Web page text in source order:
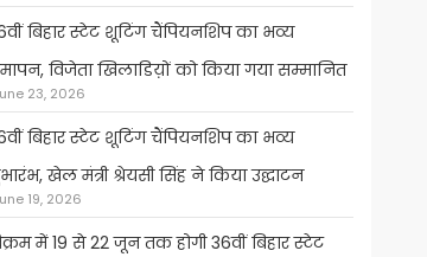
बिहार स्टेट शूटिंग चैंपियनशिप का भव्य
विजेता खिलाडिय़ों को किया गया सम्मानित
23, 2026
बिहार स्टेट शूटिंग चैंपियनशिप का भव्य
खेल मंत्री श्रेयसी सिंह ने किया उद्घाटन
19, 2026
में 19 से 22 जून तक होगी 36वीं बिहार स्टेट